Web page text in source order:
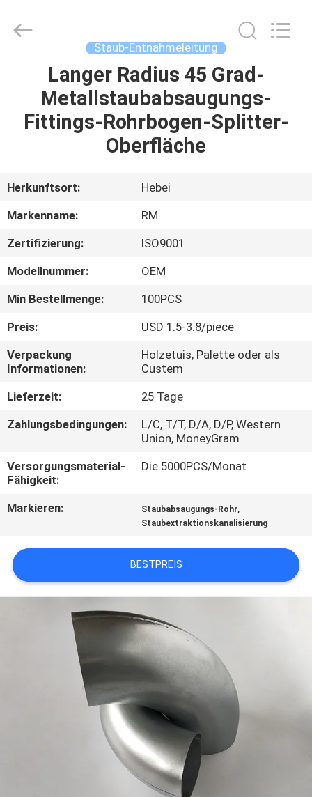
PRODUKTE
UNS
QUALITÄTSKONTROLLE
KONTAKT
MIT
UNS
FÄLLE
SITEMAP
PRIVACY
POLICY
CO.,LTD.
Staub-Entnahmeleitung
Langer Radius 45 Grad-
Metallstaubabsaugungs-
Fittings-Rohrbogen-Splitter-
Oberfläche
Herkunftsort:
Hebei
Markenname:
RM
Zertifizierung:
ISO9001
Modellnummer:
OEM
Min Bestellmenge:
100PCS
Preis:
USD 1.5-3.8/piece
Verpackung
Informationen:
Holzetuis, Palette oder als
Custem
Lieferzeit:
25 Tage
Zahlungsbedingungen:
L/C, T/T, D/A, D/P, Western
Union, MoneyGram
Versorgungsmaterial-
Fähigkeit:
Die 5000PCS/Monat
Markieren: Staubabsaugungs-Rohr,
Staubextraktionskanalisierung
BESTPREIS